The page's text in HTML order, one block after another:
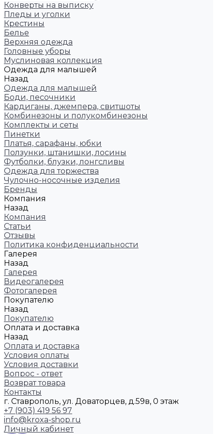
Конверты на выписку
Пледы и уголки
Крестины
Белье
Верхняя одежда
Головные уборы
Муслиновая коллекция
Одежда для малышей
Назад
Одежда для малышей
Боди, песочники
Кардиганы, джемпера, свитшоты
Комбинезоны и полукомбинезоны
Комплекты и сеты
Пинетки
Платья, сарафаны, юбки
Ползунки, штанишки, лосины
Футболки, блузки, лонгсливы
Одежда для торжества
Чулочно-носочные изделия
Бренды
Компания
Назад
Компания
Статьи
Отзывы
Политика конфиденциальности
Галерея
Назад
Галерея
Видеогалерея
Фотогалерея
Покупателю
Назад
Покупателю
Оплата и доставка
Назад
Оплата и доставка
Условия оплаты
Условия доставки
Вопрос - ответ
Возврат товара
Контакты
г. Ставрополь, ул. Доваторцев, д.59в, 0 этаж
+7 (903) 419 56 97
info@kroxa-shop.ru
Личный кабинет